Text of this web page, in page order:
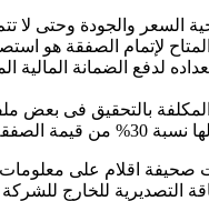
السعر والجودة وحتى
المالية المعتمدة في
بالتحقيق فى
الموريتاني.